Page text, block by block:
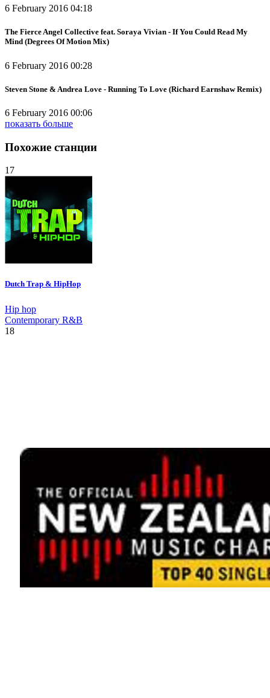
6 February 2016 04:18
The Fierce Angel Collective feat. Soraya Vivian - If You Could Read My
Mind (Degrees Of Motion Mix)
6 February 2016 00:28
Steven Stone & Andrea Love - Running To Love (Richard Earnshaw Remix)
6 February 2016 00:06
показать больше
Похожие станции
17
Dutch Trap & HipHop
Hip hop
Contemporary R&B
18